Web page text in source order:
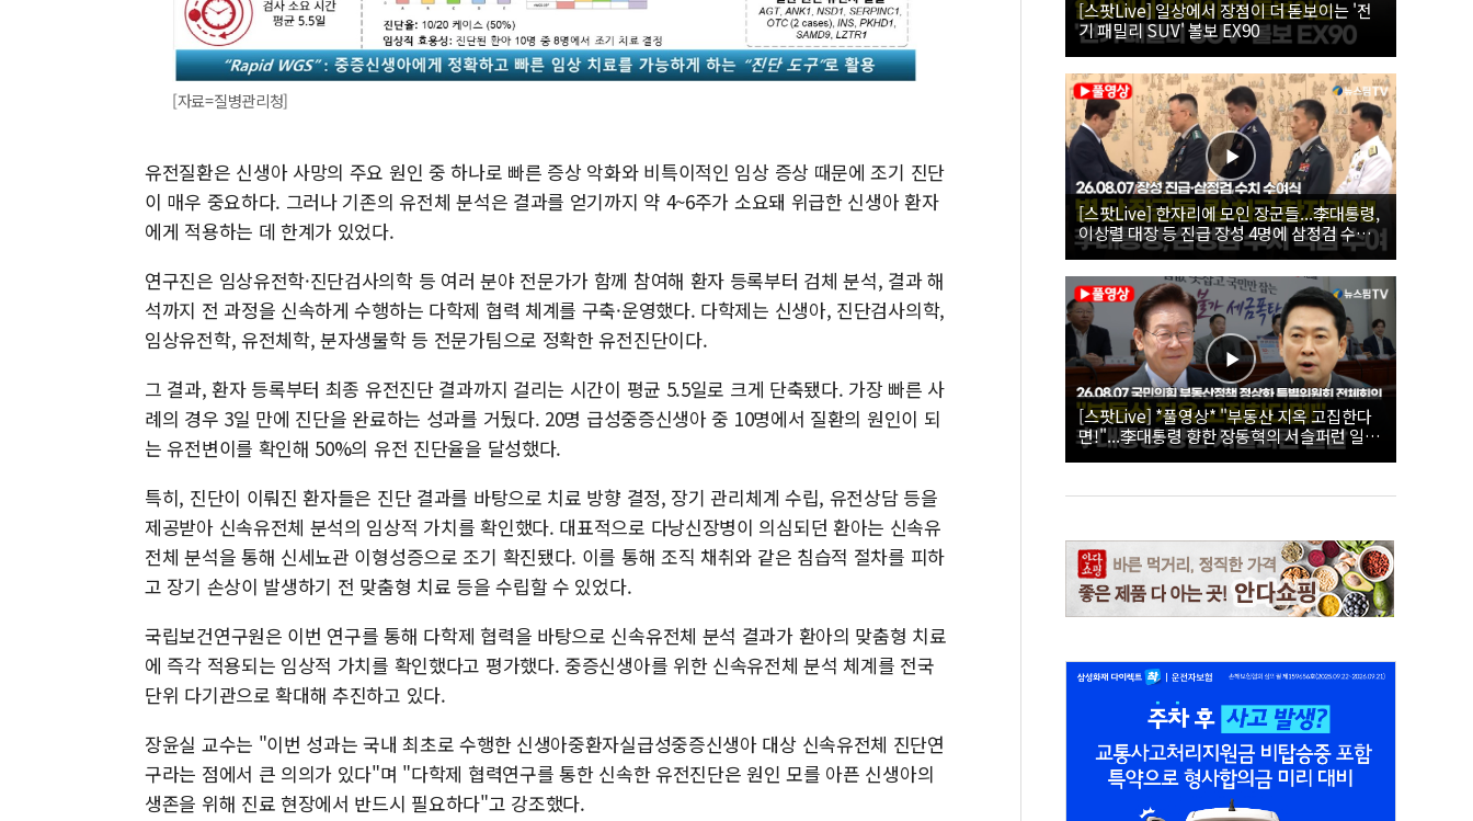
[자료=질병관리청]
유전질환은 신생아 사망의 주요 원인 중 하나로 빠른 증상 악화와 비특이적인 임상 증상 때문에 조기 진단
이 매우 중요하다. 그러나 기존의 유전체 분석은 결과를 얻기까지 약 4~6주가 소요돼 위급한 신생아 환자
에게 적용하는 데 한계가 있었다.
연구진은 임상유전학·진단검사의학 등 여러 분야 전문가가 함께 참여해 환자 등록부터 검체 분석, 결과 해
석까지 전 과정을 신속하게 수행하는 다학제 협력 체계를 구축·운영했다. 다학제는 신생아, 진단검사의학,
임상유전학, 유전체학, 분자생물학 등 전문가팀으로 정확한 유전진단이다.
그 결과, 환자 등록부터 최종 유전진단 결과까지 걸리는 시간이 평균 5.5일로 크게 단축됐다. 가장 빠른 사
례의 경우 3일 만에 진단을 완료하는 성과를 거뒀다. 20명 급성중증신생아 중 10명에서 질환의 원인이 되
는 유전변이를 확인해 50%의 유전 진단율을 달성했다.
특히, 진단이 이뤄진 환자들은 진단 결과를 바탕으로 치료 방향 결정, 장기 관리체계 수립, 유전상담 등을
제공받아 신속유전체 분석의 임상적 가치를 확인했다. 대표적으로 다낭신장병이 의심되던 환아는 신속유
전체 분석을 통해 신세뇨관 이형성증으로 조기 확진됐다. 이를 통해 조직 채취와 같은 침습적 절차를 피하
고 장기 손상이 발생하기 전 맞춤형 치료 등을 수립할 수 있었다.
국립보건연구원은 이번 연구를 통해 다학제 협력을 바탕으로 신속유전체 분석 결과가 환아의 맞춤형 치료
에 즉각 적용되는 임상적 가치를 확인했다고 평가했다. 중증신생아를 위한 신속유전체 분석 체계를 전국
단위 다기관으로 확대해 추진하고 있다.
장윤실 교수는 "이번 성과는 국내 최초로 수행한 신생아중환자실급성중증신생아 대상 신속유전체 진단연
구라는 점에서 큰 의의가 있다"며 "다학제 협력연구를 통한 신속한 유전진단은 원인 모를 아픈 신생아의
생존을 위해 진료 현장에서 반드시 필요하다"고 강조했다.
[스팟Live] 일상에서 장점이 더 돋보이는 '전
기 패밀리 SUV' 볼보 EX90
[스팟Live] 한자리에 모인 장군들...李대통령,
이상렬 대장 등 진급 장성 4명에 삼정검 수치
직접 수여｜26.08.07 장성 진급·삼정검 수치
수여식
[스팟Live] *풀영상* "부동산 지옥 고집한다
면!"...李대통령 향한 장동혁의 서슬퍼런 일갈
| 26.08.07 국민의힘 부동산정책 정상화 특별